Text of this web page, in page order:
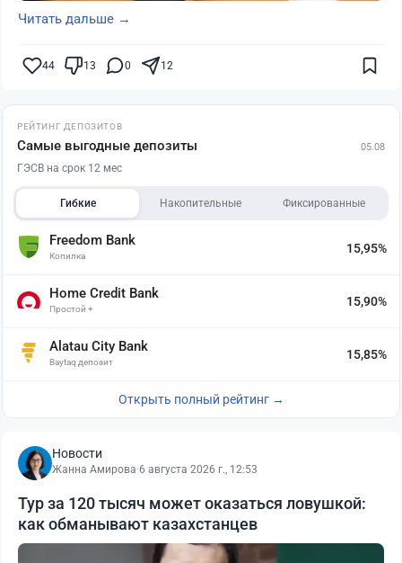
Читать дальше →
44 13 0 12
РЕЙТИНГ ДЕПОЗИТОВ
Самые выгодные депозиты 05.08
ГЭСВ на срок 12 мес
Гибкие Накопительные Фиксированные
Freedom Bank
Копилка
15,95%
Home Credit Bank
Простой +
15,90%
Alatau City Bank
Baytaq депозит
15,85%
Открыть полный рейтинг →
Новости
Жанна Амирова·6 августа 2026 г., 12:53
Тур за 120 тысяч может оказаться ловушкой:
как обманывают казахстанцев